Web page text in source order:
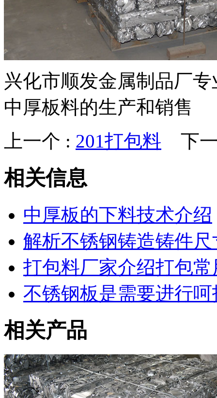
兴化市顺发金属制品厂
中厚板料的生产和销售
上一个 : 201打包料 下
相关信息
中厚板的下料技术介绍
解析不锈钢铸造铸件
打包料厂家介绍打包
不锈钢板是需要进行呵
相关产品